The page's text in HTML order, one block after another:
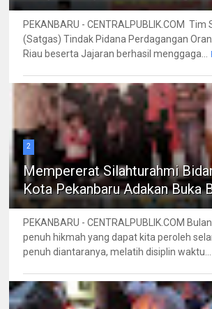
PEKANBARU - CENTRALPUBLIK.COM Tim
(Satgas) Tindak Pidana Perdagangan
Riau beserta Jajaran berhasil menggaga...
2
Mempererat Silahturahmi
Kota Pekanbaru Adakan Buka
PEKANBARU - CENTRALPUBLIK.COM
penuh hikmah yang dapat kita peroleh
penuh diantaranya, melatih disiplin waktu...